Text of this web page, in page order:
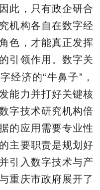
此，只有政企研合
机构各自在数字经
色，才能真正发挥
引领作用。数字关
经济的“牛鼻子” ，
能力并打好关键核
字技术研究机构倍
的应用需要专业性
主要职责是规划好
引入数字技术与产
重庆市政府展开了